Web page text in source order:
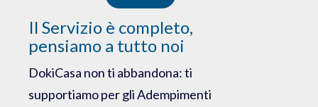
Il Servizio è completo,
pensiamo a tutto noi
DokiCasa non ti abbandona: ti
supportiamo per gli Adempimenti